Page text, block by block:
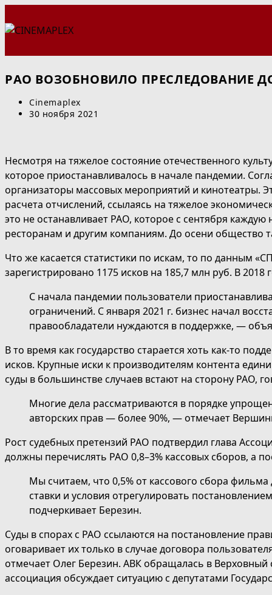
к
РАО ВОЗОБНОВИЛО ПРЕСЛЕДОВАНИЕ
Автор
записи:
Cinemaplex
Запись
30 ноября 2021
Несмотря на тяжелое состояние отечественного
которое приостанавливалось в начале пандемии.
организаторы массовых мероприятий и кинотеатры.
расчета отчислений, ссылаясь на тяжелое
это не останавливает РАО, которое с сентября
ресторанам и другим компаниям. До осени общество
Что же касается статистики по искам, то по данным
зарегистрировано 1175 исков на 185,7 млн руб. В
С начала пандемии пользователи
ограничений. С января 2021 г. бизнес начал
правообладатели нуждаются в поддержке, —
В то время как государство старается хоть как-то
исков. Крупные иски к производителям контента
суды в большинстве случаев встают на сторону РАО,
Многие дела рассматриваются в порядке
авторских прав — более 90%, — отмечает
Рост судебных претензий РАО подтвердил глава
должны перечислять РАО 0,8–3% кассовых сборов, а
Мы считаем, что 0,5% от кассового сбора
ставки и условия отрегулировать
подчеркивает Березин.
Суды в спорах с РАО ссылаются на постановление
оговаривает их только в случае договора
отмечает Олег Березин. АВК обращалась в Верховный
ассоциация обсуждает ситуацию с депутатами